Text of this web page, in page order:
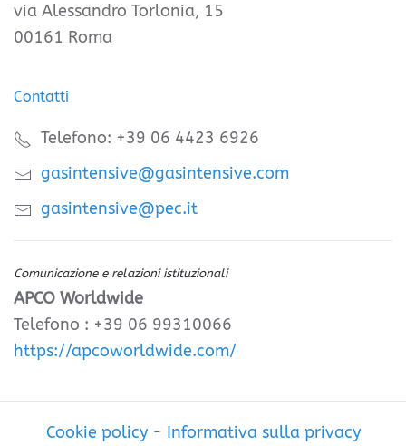
via Alessandro Torlonia, 15
00161 Roma
Contatti
Telefono: +39 06 4423 6926
gasintensive@gasintensive.com
gasintensive@pec.it
Comunicazione e relazioni istituzionali
APCO Worldwide
Telefono : +39 06 99310066
https://apcoworldwide.com/
Cookie policy- Informativa sulla privacy